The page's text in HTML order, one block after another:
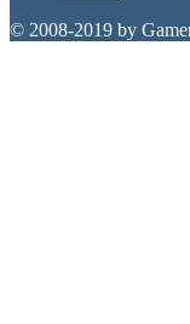
© 2008-2019 by